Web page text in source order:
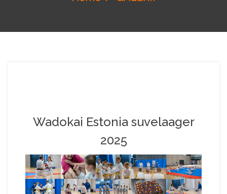
Wadokai Estonia suvelaager
2025